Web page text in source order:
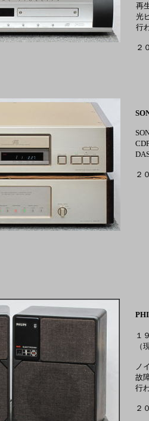
再
光
行
２
２
１
（
ノ
故
行
２